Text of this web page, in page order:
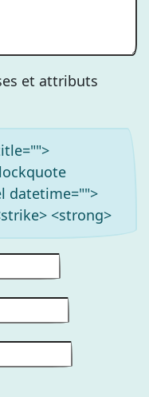
et attributs
datetime="">
<strong>